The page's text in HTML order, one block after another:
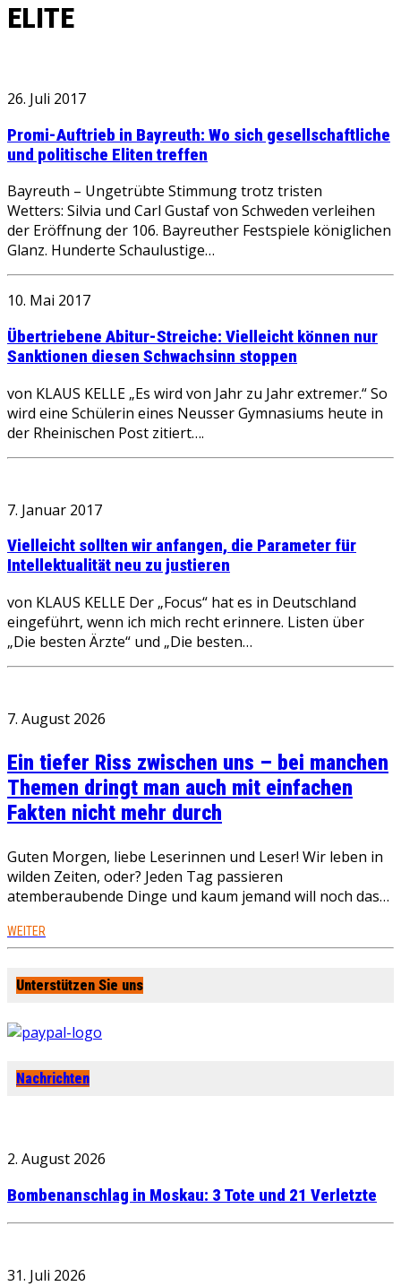
ELITE
26. Juli 2017
Promi-Auftrieb in Bayreuth: Wo sich gesellschaftliche
und politische Eliten treffen
Bayreuth – Ungetrübte Stimmung trotz tristen
Wetters: Silvia und Carl Gustaf von Schweden verleihen
der Eröffnung der 106. Bayreuther Festspiele königlichen
Glanz. Hunderte Schaulustige…
10. Mai 2017
Übertriebene Abitur-Streiche: Vielleicht können nur
Sanktionen diesen Schwachsinn stoppen
von KLAUS KELLE „Es wird von Jahr zu Jahr extremer.“ So
wird eine Schülerin eines Neusser Gymnasiums heute in
der Rheinischen Post zitiert….
7. Januar 2017
Vielleicht sollten wir anfangen, die Parameter für
Intellektualität neu zu justieren
von KLAUS KELLE Der „Focus“ hat es in Deutschland
eingeführt, wenn ich mich recht erinnere. Listen über
„Die besten Ärzte“ und „Die besten…
7. August 2026
Ein tiefer Riss zwischen uns – bei manchen
Themen dringt man auch mit einfachen
Fakten nicht mehr durch
Guten Morgen, liebe Leserinnen und Leser! Wir leben in
wilden Zeiten, oder? Jeden Tag passieren
atemberaubende Dinge und kaum jemand will noch das…
WEITER
Unterstützen Sie uns
Nachrichten
2. August 2026
Bombenanschlag in Moskau: 3 Tote und 21 Verletzte
31. Juli 2026